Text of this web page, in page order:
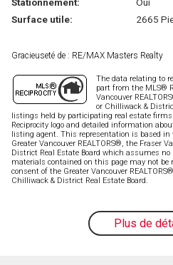
Stationnement:
Oui
Surface utile:
2665
Gracieuseté de : RE/MAX Masters Realty
The data relating to
part from the MLS®
Vancouver
or Chilliwack &
listings held by participating real estate
Reciprocity logo and detailed information
listing agent. This representation is based in
Greater Vancouver REALTORS®, the Fraser
District Real Estate Board which assumes
materials contained on this page may not be
consent of the Greater Vancouver
Chilliwack & District Real Estate Board.
Plus de